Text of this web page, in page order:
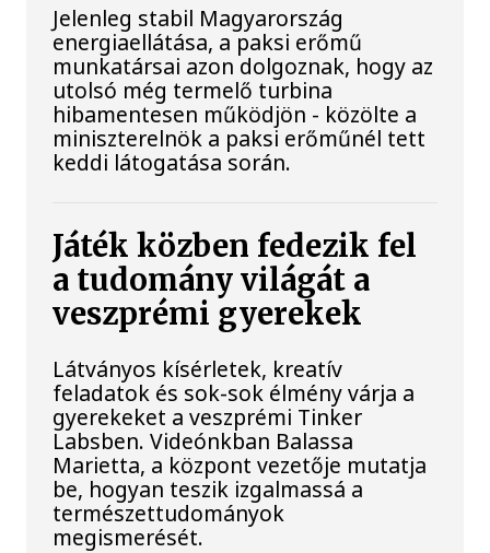
Jelenleg stabil Magyarország
energiaellátása, a paksi erőmű
munkatársai azon dolgoznak, hogy az
utolsó még termelő turbina
hibamentesen működjön - közölte a
miniszterelnök a paksi erőműnél tett
keddi látogatása során.
Játék közben fedezik fel
a tudomány világát a
veszprémi gyerekek
Látványos kísérletek, kreatív
feladatok és sok-sok élmény várja a
gyerekeket a veszprémi Tinker
Labsben. Videónkban Balassa
Marietta, a központ vezetője mutatja
be, hogyan teszik izgalmassá a
természettudományok
megismerését.